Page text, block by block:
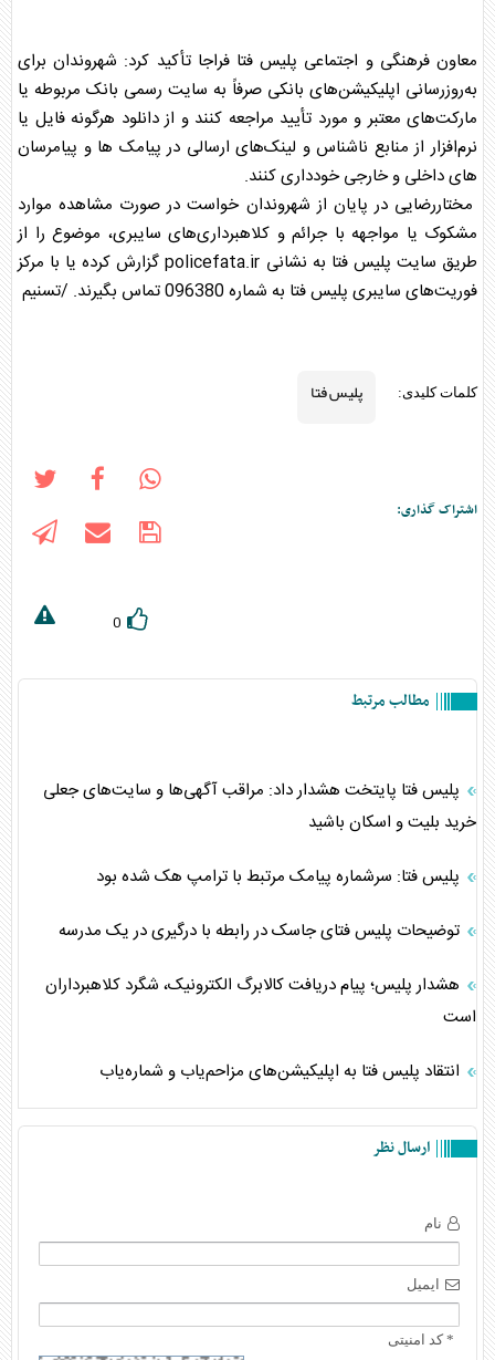
معاون فرهنگی و اجتماعی پلیس فتا فراجا تأکید کرد: شهروندان برای
به‌روزرسانی اپلیکیشن‌های بانکی صرفاً به سایت رسمی بانک مربوطه یا
مارکت‌های معتبر و مورد تأیید مراجعه کنند و از دانلود هرگونه فایل یا
نرم‌افزار از منابع ناشناس و لینک‌های ارسالی در پیامک ها و پیامرسان
های داخلی و خارجی خودداری کنند.
مختاررضایی در پایان از شهروندان خواست در صورت مشاهده موارد
مشکوک یا مواجهه با جرائم و کلاهبرداری‌های سایبری، موضوع را از
طریق سایت پلیس فتا
به نشانی policefata.ir گزارش کرده یا با مرکز
فوریت‌های سایبری پلیس فتا به شماره 096380 تماس بگیرند. /تسنیم
کلمات کلیدی: پلیس فتا
اشتراک گذاری:
0
مطالب مرتبط
پلیس فتا پایتخت هشدار داد: مراقب آگهی‌ها و سایت‌های جعلی
خرید بلیت و اسکان باشید
پلیس فتا: سرشماره پیامک مرتبط با ترامپ هک شده بود
توضیحات پلیس فتای جاسک در رابطه با درگیری در یک مدرسه
هشدار پلیس؛ پیام دریافت کالابرگ الکترونیک، شگرد کلاهبرداران
است
انتقاد پلیس فتا به اپلیکیشن‌های مزاحم‌یاب و شماره‌یاب
ارسال نظر
نام
ایمیل
* کد امنیتی